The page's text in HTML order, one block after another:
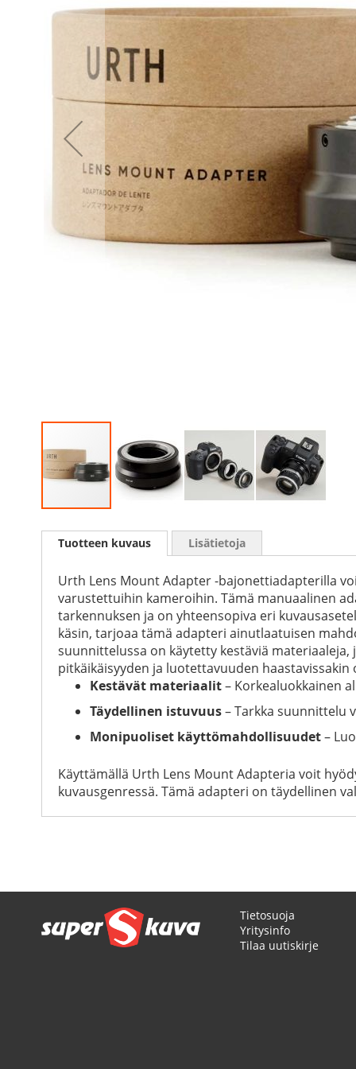
to
images
gallery
Tuotteen kuvaus
Urth Lens Mount Adapter -bajonettiadapterilla
varustettuihin kameroihin. Tämä manuaalinen
tarkennuksen ja on yhteensopiva eri
käsin, tarjoaa tämä adapteri ainutlaatuisen
suunnittelussa on käytetty kestäviä
pitkäikäisyyden ja luotettavuuden haastavissakin
Kestävät materiaalit– Korkealuokkainen
Täydellinen istuvuus– Tarkka suunnittelu
Monipuoliset käyttömahdollisuudet–
Käyttämällä Urth Lens Mount Adapteria voit
kuvausgenressä. Tämä adapteri on täydellinen
Lisätietoja
Tietosuoja
Yritysinfo
Tilaa uutiskirje